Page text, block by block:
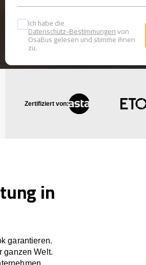
Ich habe die
Datenschutz-Bestimmungenvon
OsaBus gelesen und stimme ihnen
zu.
Zertifiziert von:
in
garantieren.
ganzen Welt.